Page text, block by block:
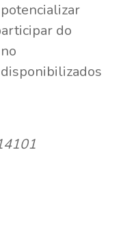
do
disponibilizados